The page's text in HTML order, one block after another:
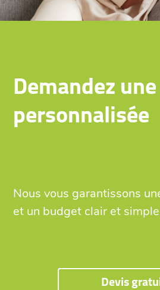
Demandez
personnalisée
Nous vous garantissons
et un budget clair et
Devis